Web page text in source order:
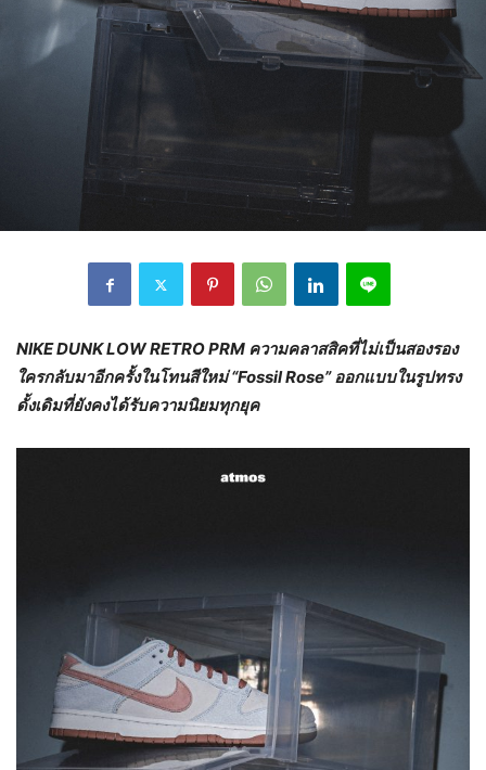
NIKE DUNK LOW RETRO PRM ความคลาสสิคที่ไม่เป็นสองรอง
ใครกลับมาอีกครั้งในโทนสีใหม่“Fossil Rose”ออกแบบในรูปทรง
ดั้งเดิมที่ยังคงได้รับความนิยมทุกยุค